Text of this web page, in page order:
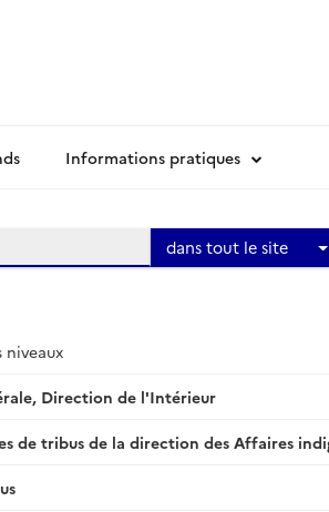
Informations pratiques
dans tout le site
niveaux
Direction de l'Intérieur
de tribus de la direction des Affaires